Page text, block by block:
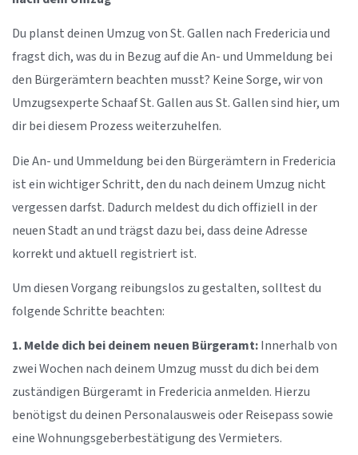
Du planst deinen Umzug von St. Gallen nach Fredericia und
fragst dich, was du in Bezug auf die An- und Ummeldung bei
den Bürgerämtern beachten musst? Keine Sorge, wir von
Umzugsexperte Schaaf St. Gallen aus St. Gallen sind hier, um
dir bei diesem Prozess weiterzuhelfen.
Die An- und Ummeldung bei den Bürgerämtern in Fredericia
ist ein wichtiger Schritt, den du nach deinem Umzug nicht
vergessen darfst. Dadurch meldest du dich offiziell in der
neuen Stadt an und trägst dazu bei, dass deine Adresse
korrekt und aktuell registriert ist.
Um diesen Vorgang reibungslos zu gestalten, solltest du
folgende Schritte beachten:
1. Melde dich bei deinem neuen Bürgeramt:Innerhalb von
zwei Wochen nach deinem Umzug musst du dich bei dem
zuständigen Bürgeramt in Fredericia anmelden. Hierzu
benötigst du deinen Personalausweis oder Reisepass sowie
eine Wohnungsgeberbestätigung des Vermieters.